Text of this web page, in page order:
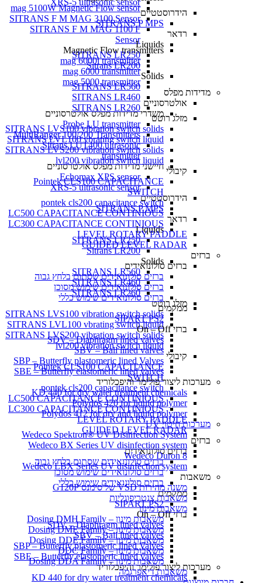
mag 5100W Magnetic Flow sensor
SITRANS F M MAG 3100 Sensor
SITRANS F M MAG 1100 F
Sensor
Magnetic Flow transmitters
mag 6000i transmitter
mag 6000 transmitter
mag 5000 transmitter
מדידות מפלס
אולטרסוניים
משדרי מדידות מפלס אולטרסוניים
Probe LU transmitter
MultiRanger 100/200 Transmitters
Sitrans LUT400 ultrasonic
transmitter
חיישני מדידות מפלס אולטרסוניים
Echomax XPS sensor
XRS-5 ultrasonic sensor
הידרוסטטיים
SITRANS P MPS
רדאר
Liquids
SITRANS LR250
Sitrans LR200
Solids
SITRANS LR560
SITRANS LR460
SITRANS LR260
מזלג רוטט
SITRANS LVS100 vibration switch solids
SITRANS LVL100 vbrating switch liquid
SITRANS LVS200 vibration switch solids
lvl200 vibration switch liquid
קיבולי
Pointek CLS100 CAPACITANCE
SWITCH
pontek cls200 capacitance switch
LC500 CAPACITANCE CONTINIOUS
LC300 CAPACITANCE CONTINIOUS
LEVEL ROTARY PADDLE
GUIDED LEVEL RADAR
ברזים
ברזים סולונואידים
ברזים סולונואידים שסתום בלחץ גבוה
ברזים סולונואידים שימוש מסוכן
ברזים סולונואידים שימוש כללי
ממקמים
SIPART PS2
ברזי On – Off
SDV – Diaphragm lined valves
SBV – Ball lined valves
SBP – Butterfly plastomeric lined Valves
SBE – Butterfly elastomeric lined valves
מערכות ליצור פולימר והיפכלוריד
KD 440 for dry water treatment chemicals
XRS-5 ultrasonic sensor
הידרוסטטיים
SITRANS P MPS
רדאר
Liquids
SITRANS LR250
Sitrans LR200
Solids
SITRANS LR560
SITRANS LR460
SITRANS LR260
מזלג רוטט
SITRANS LVS100 vibration switch solids
SITRANS LVL100 vbrating switch liquid
SITRANS LVS200 vibration switch solids
lvl200 vibration switch liquid
קיבולי
Pointek CLS100 CAPACITANCE
SWITCH
pontek cls200 capacitance switch
LC500 CAPACITANCE CONTINIOUS
LC300 CAPACITANCE CONTINIOUS
LEVEL ROTARY PADDLE
GUIDED LEVEL RADAR
ברזים
ברזים סולונואידים
ברזים סולונואידים שסתום בלחץ גבוה
ברזים סולונואידים שימוש מסוכן
ברזים סולונואידים שימוש כללי
ממקמים
SIPART PS2
ברזי On – Off
SDV – Diaphragm lined valves
SBV – Ball lined valves
SBP – Butterfly plastomeric lined Valves
SBE – Butterfly elastomeric lined valves
מערכות ליצור פולימר והיפכלוריד
KD 440 for dry water treatment chemicals
Polydos 420 for liquid polymer
Polydos 412 for dry and liquid polymer
מערכות חיטוי UV
Wedeco Spektron® UV Disinfection System
Wedeco BX Series UV disinfection system
Wedeco Duron 8
Wedeco LBX Series UV disinfection system
משאבות
משנה מהירות VSD של סימנס G120P
משאבות צנטריפוגליות
משאבות מינון
משאבות מינון – Dosing DMH Family
משאבות מינון – Dosing DME Family
משאבות מינון – Dosing DDE Family
משאבות מינון – DDC Family
משאבות מינון – Dosing DDA Family
משאבות דיאפרגמה